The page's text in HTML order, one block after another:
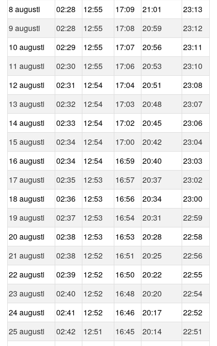
8 augusti
02:28 12:55 17:09 21:01
23:13
9 augusti
02:28 12:55 17:08 20:59
23:12
10 augusti
02:29 12:55 17:07 20:56
23:11
11 augusti
02:30 12:55 17:06 20:53
23:10
12 augusti
02:31 12:54 17:04 20:51
23:08
13 augusti
02:32 12:54 17:03 20:48
23:07
14 augusti
02:33 12:54 17:02 20:45
23:06
15 augusti
02:34 12:54 17:00 20:42
23:04
16 augusti
02:34 12:54 16:59 20:40
23:03
17 augusti
02:35 12:53 16:57 20:37
23:02
18 augusti
02:36 12:53 16:56 20:34
23:00
19 augusti
02:37 12:53 16:54 20:31
22:59
20 augusti
02:38 12:53 16:53 20:28
22:58
21 augusti
02:38 12:52 16:51 20:25
22:56
22 augusti
02:39 12:52 16:50 20:22
22:55
23 augusti
02:40 12:52 16:48 20:20
22:54
24 augusti
02:41 12:52 16:46 20:17
22:52
25 augusti
02:42 12:51 16:45 20:14
22:51